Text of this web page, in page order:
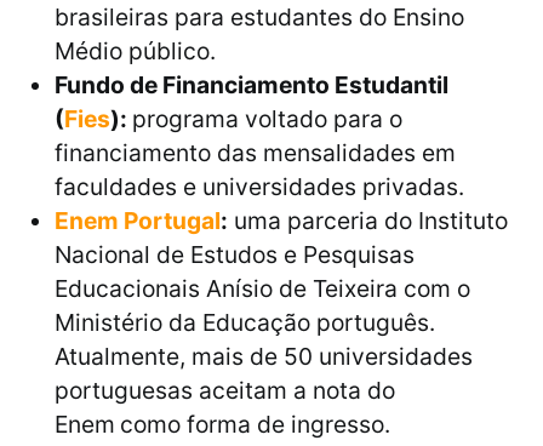
brasileiras para estudantes do Ensino
Médio público.
Fundo de Financiamento Estudantil
(Fies): programa voltado para o
financiamento das mensalidades em
faculdades e universidades privadas.
Enem Portugal: uma parceria do Instituto
Nacional de Estudos e Pesquisas
Educacionais Anísio de Teixeira com o
Ministério da Educação português.
Atualmente, mais de 50 universidades
portuguesas aceitam a nota do
Enem como forma de ingresso.